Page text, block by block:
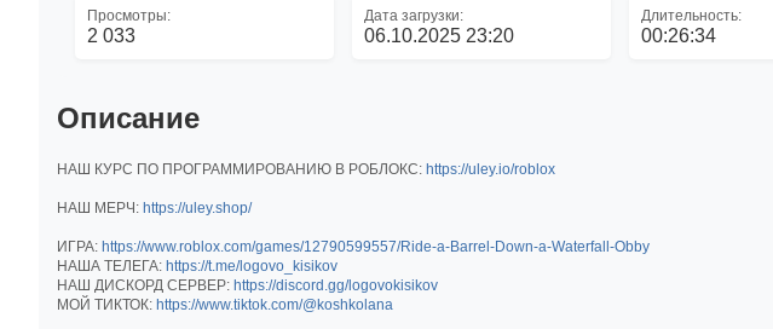
Просмотры:
2 033
Дата загрузки:
06.10.2025 23:20
Длительность:
00:26:34
Описание
НАШ КУРС ПО ПРОГРАММИРОВАНИЮ В РОБЛОКС: https://uley.io/roblox
НАШ МЕРЧ: https://uley.shop/
ИГРА: https://www.roblox.com/games/12790599557/Ride-a-Barrel-Down-a-Waterfall-Obby
НАША ТЕЛЕГА: https://t.me/logovo_kisikov
НАШ ДИСКОРД СЕРВЕР: https://discord.gg/logovokisikov
МОЙ ТИКТОК: https://www.tiktok.com/@koshkolana